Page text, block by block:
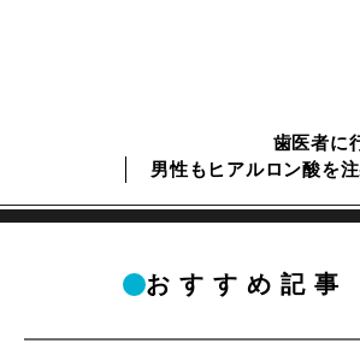
歯医者に
男性もヒアルロン酸を
おすすめ記事